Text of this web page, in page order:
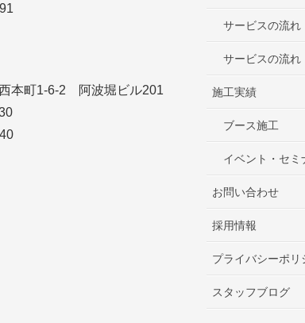
本町1-6-2 阿波堀ビル201
サービスの流
サービスの流
施工実績
ブース施工
イベント・セミ
お問い合わせ
採用情報
プライバシーポリ
スタッフブログ